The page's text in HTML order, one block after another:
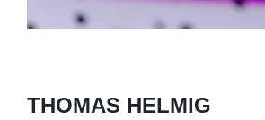
THOMAS HELMIG